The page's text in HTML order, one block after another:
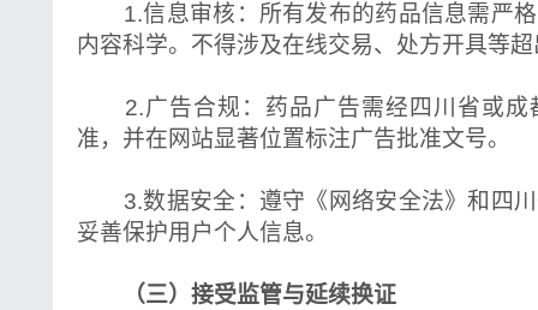
1.信息审核：所有发布的药品信息需严格
内容科学。不得涉及在线交易、处方开具等
2.广告合规：药品广告需经四川省或成
准，并在网站显著位置标注广告批准文号。
3.数据安全：遵守《网络安全法》和四川
妥善保护用户个人信息。
（三）接受监管与延续换证